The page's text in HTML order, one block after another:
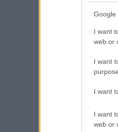
Google
I want
web or
I want
I want
I want
web or